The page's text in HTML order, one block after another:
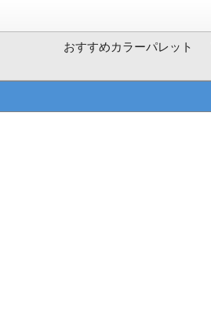
おすすめカラーパレット